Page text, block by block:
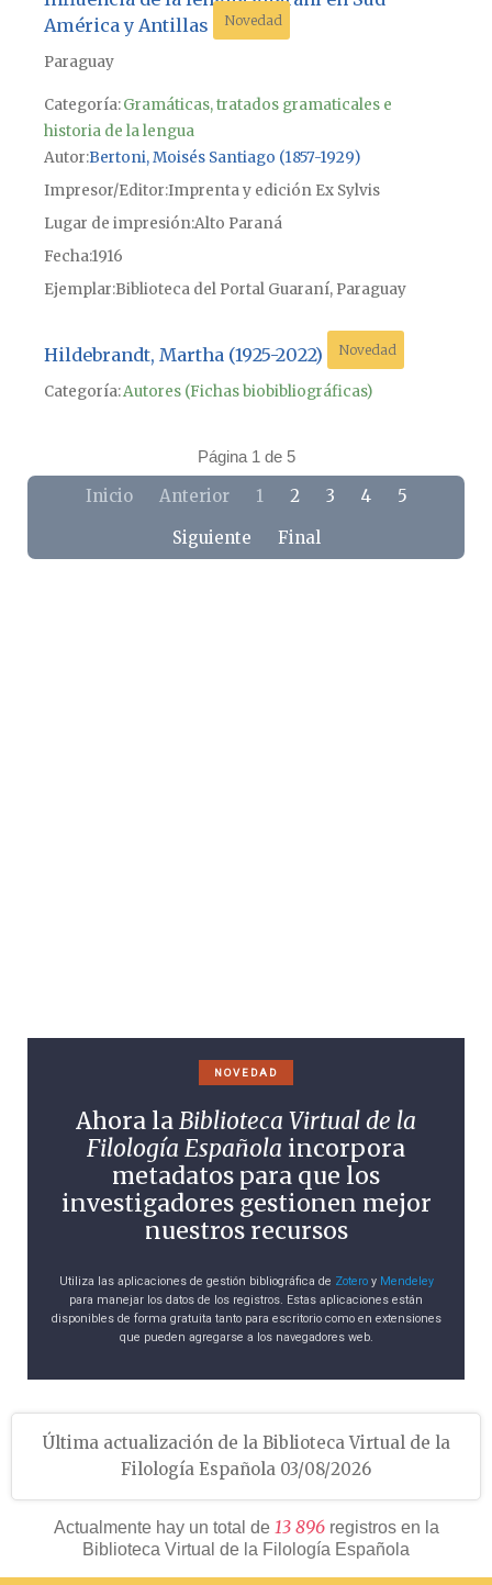
América y Antillas
Novedad
Paraguay
Categoría:Gramáticas, tratados gramaticales e
historia de la lengua
Autor Bertoni, Moisés Santiago (1857-1929)
Impresor/Editor Imprenta y edición Ex Sylvis
Lugar de impresiónAlto Paraná
Fecha1916
Ejemplar Biblioteca del Portal Guaraní, Paraguay
Hildebrandt, Martha (1925-2022) Novedad
Categoría:Autores (Fichas biobibliográficas)
Página 1 de 5
Inicio Anterior 1 2 3 4
5
Siguiente
Final
NOVEDAD
Ahora laBiblioteca Virtual de la
Filología Española incorpora
metadatos para que los
investigadores gestionen mejor
nuestros recursos
Utiliza las aplicaciones de gestión bibliográfica de Zoteroy Mendeley
para manejar los datos de los registros. Estas aplicaciones están
disponibles de forma gratuita tanto para escritorio como en extensiones
que pueden agregarse a los navegadores web.
Última actualización de la Biblioteca Virtual de la
Filología Española 03/08/2026
Actualmente hay un total de 13 896registros en la
Biblioteca Virtual de la Filología Española